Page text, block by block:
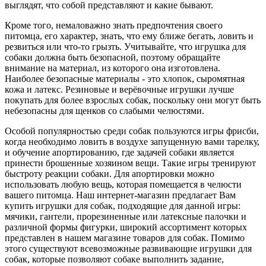
выглядят, что собой представляют и какие бывают.
Кроме того, немаловажно знать предпочтения своего
питомца, его характер, знать, что ему ближе бегать, ловить и
резвиться или что-то грызть. Учитывайте, что игрушка для
собаки должна быть безопасной, поэтому обращайте
внимание на материал, из которого она изготовлена.
Наиболее безопасные материалы - это хлопок, сыромятная
кожа и латекс. Резиновые и верёвочные игрушки лучше
покупать для более взрослых собак, поскольку они могут быть
небезопасны для щенков со слабыми челюстями.
Особой популярностью среди собак пользуются игры фрисби,
когда необходимо ловить в воздухе запущенную вами тарелку,
и обучение апортированию, где задачей собаки является
принести брошенные хозяином вещи. Такие игры тренируют
быстроту реакции собаки. Для апортировки можно
использовать любую вещь, которая помещается в челюсти
вашего питомца. Наш интернет-магазин предлагает Вам
купить игрушки для собак, подходящие для данной игры:
мячики, гантели, прорезиненные или латексные палочки и
различной формы фигурки, широкий ассортимент которых
представлен в нашем магазине товаров для собак. Помимо
этого существуют всевозможные развивающие игрушки для
собак, которые позволяют собаке выполнить задание,